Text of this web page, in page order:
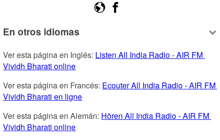
En otros idiomas
Ver esta página en Inglés: Listen All India Radio - AIR FM
Vividh Bharati online
Ver esta página en Francés: Ecouter All India Radio - AIR FM
Vividh Bharati en ligne
Ver esta página en Alemán: Hören All India Radio - AIR FM
Vividh Bharati online